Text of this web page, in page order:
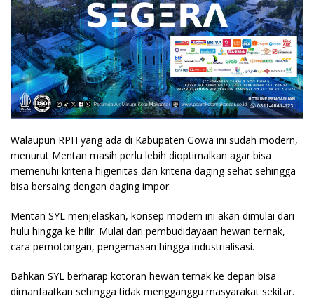
Walaupun RPH yang ada di Kabupaten Gowa ini sudah modern,
menurut Mentan masih perlu lebih dioptimalkan agar bisa
memenuhi kriteria higienitas dan kriteria daging sehat sehingga
bisa bersaing dengan daging impor.
Mentan SYL menjelaskan, konsep modern ini akan dimulai dari
hulu hingga ke hilir. Mulai dari pembudidayaan hewan ternak,
cara pemotongan, pengemasan hingga industrialisasi.
Bahkan SYL berharap kotoran hewan ternak ke depan bisa
dimanfaatkan sehingga tidak mengganggu masyarakat sekitar.